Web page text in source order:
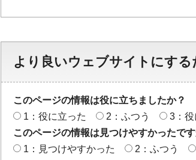
より良いウェブサイトにす
このページの情報は役に立ちましたか？
1：役に立った
2：ふつう
3：役
このページの情報は見つけやすかったです
1：見つけやすかった
2：ふつう